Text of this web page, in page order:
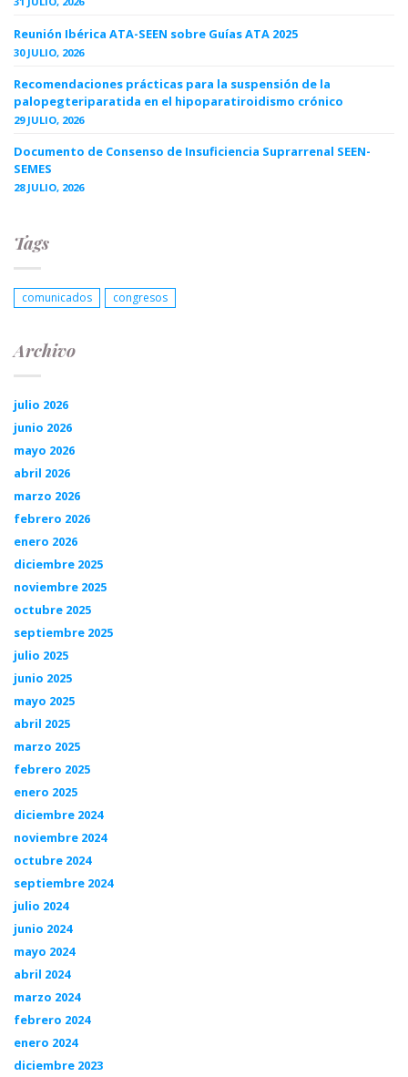
Reunión Ibérica ATA-SEEN sobre Guías ATA 2025
30 JULIO, 2026
Recomendaciones prácticas para la suspensión de la
palopegteriparatida en el hipoparatiroidismo crónico
29 JULIO, 2026
Documento de Consenso de Insuficiencia Suprarrenal SEEN-
SEMES
28 JULIO, 2026
Tags
comunicados congresos
Archivo
julio 2026
junio 2026
mayo 2026
abril 2026
marzo 2026
febrero 2026
enero 2026
diciembre 2025
noviembre 2025
octubre 2025
septiembre 2025
julio 2025
junio 2025
mayo 2025
abril 2025
marzo 2025
febrero 2025
enero 2025
diciembre 2024
noviembre 2024
octubre 2024
septiembre 2024
julio 2024
junio 2024
mayo 2024
abril 2024
marzo 2024
febrero 2024
enero 2024
diciembre 2023